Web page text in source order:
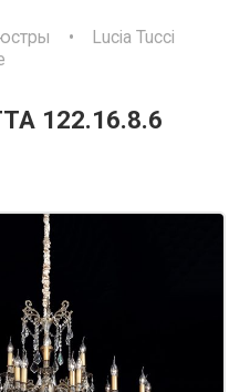
•
Lucia Tucci
122.16.8.6